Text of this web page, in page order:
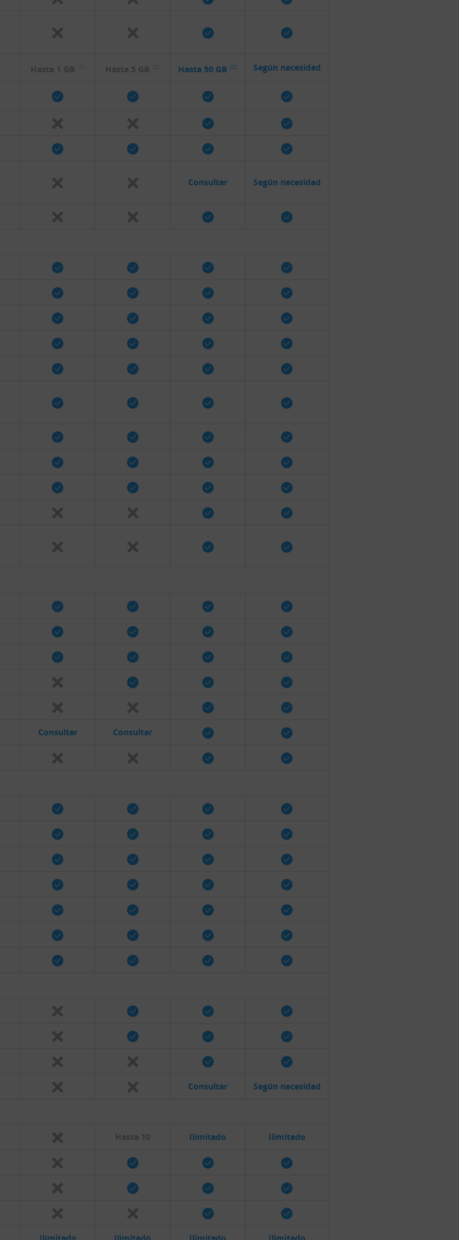
Hasta 1 GB (2) Hasta 5 GB (2) Hasta 50 GB (2) Según necesidad
Consultar Según necesidad
Consultar Consultar
Consultar Según necesidad
Hasta 10 Ilimitado Ilimitado